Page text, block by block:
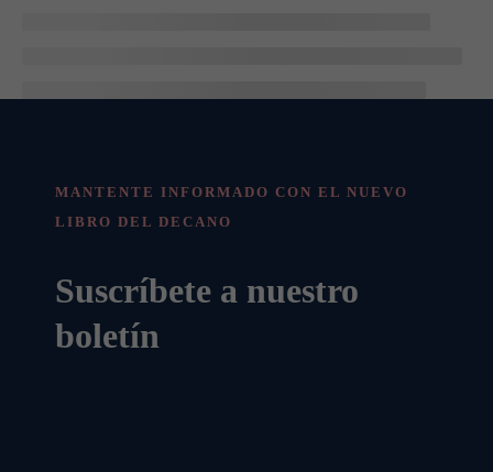
MANTENTE INFORMADO CON EL NUEVO
LIBRO DEL DECANO
Suscríbete a nuestro
boletín